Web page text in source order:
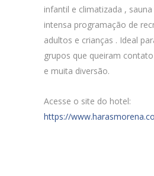
infantil e climatizada ,
intensa programação de
adultos e crianças . Ideal
grupos que queiram
e muita diversão.
Acesse o site do hotel:
https://